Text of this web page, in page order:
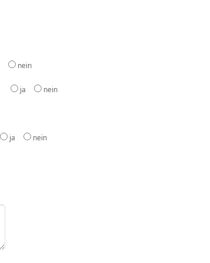
nein
ja nein
ja nein